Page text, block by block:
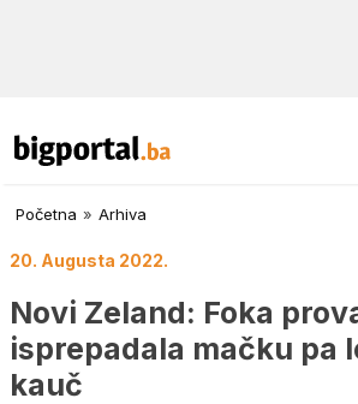
Početna » Arhiva
20. Augusta 2022.
Novi Zeland: Foka
isprepadala mačku pa
kauč